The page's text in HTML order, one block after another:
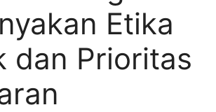
Etika
dan Prioritas